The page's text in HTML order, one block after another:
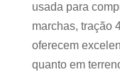
usada para
marchas, tração
oferecem
quanto em